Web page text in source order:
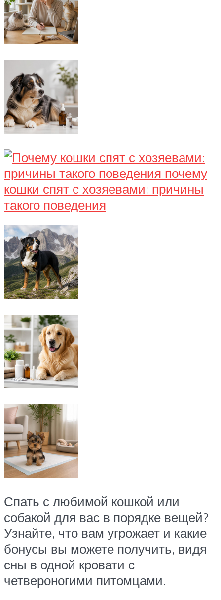
Спать с любимой кошкой или
собакой для вас в порядке вещей?
Узнайте, что вам угрожает и какие
бонусы вы можете получить, видя
сны в одной кровати с
четвероногими питомцами.